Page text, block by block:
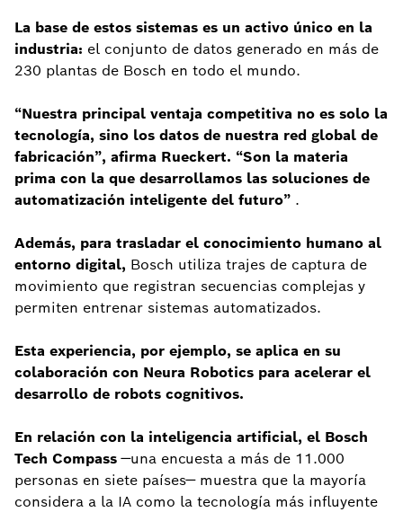
La base de estos sistemas es un activo único en la
industria: el conjunto de datos generado en más de
230 plantas de Bosch en todo el mundo.
“Nuestra principal ventaja competitiva no es solo la
tecnología, sino los datos de nuestra red global de
fabricación”, afirma Rueckert. “Son la materia
prima con la que desarrollamos las soluciones de
automatización inteligente del futuro” .
Además, para trasladar el conocimiento humano al
entorno digital, Bosch utiliza trajes de captura de
movimiento que registran secuencias complejas y
permiten entrenar sistemas automatizados.
Esta experiencia, por ejemplo, se aplica en su
colaboración con Neura Robotics para acelerar el
desarrollo de robots cognitivos.
En relación con la inteligencia artificial, el Bosch
Tech Compass—una encuesta a más de 11.000
personas en siete países— muestra que la mayoría
considera a la IA como la tecnología más influyente